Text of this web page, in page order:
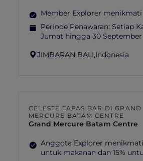
Member Explorer menikmati
Periode Penawaran: Setiap
Jumat hingga 30 September
JIMBARAN BALI,Indonesia
CELESTE TAPAS BAR DI GRAND
MERCURE BATAM CENTRE
Grand Mercure Batam Centre
Anggota Explorer
untuk makanan dan 15%